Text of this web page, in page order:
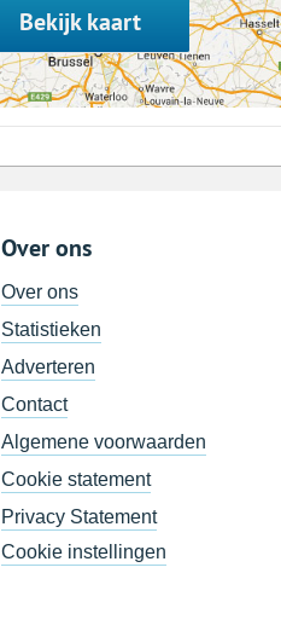
Bekijk kaart
Over ons
Over ons
Statistieken
Adverteren
Contact
Algemene voorwaarden
Cookie statement
Privacy Statement
Cookie instellingen